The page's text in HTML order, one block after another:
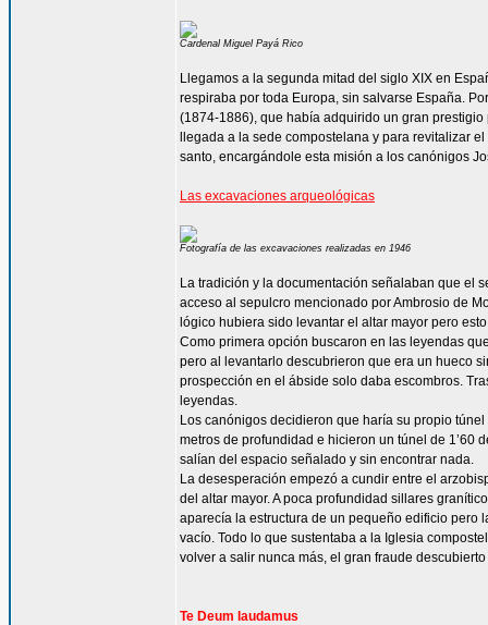
Cardenal Miguel Payá Rico
Llegamos a la segunda mitad del siglo XIX en
respiraba por toda Europa, sin salvarse España.
(1874-1886), que había adquirido un gran
llegada a la sede compostelana y para revitalizar
santo, encargándole esta misión a los canónigos
Las excavaciones arqueológicas
Fotografía de las excavaciones realizadas en 1946
La tradición y la documentación señalaban que el
acceso al sepulcro mencionado por Ambrosio de
lógico hubiera sido levantar el altar mayor pero
Como primera opción buscaron en las leyendas
pero al levantarlo descubrieron que era un hueco
prospección en el ábside solo daba escombros.
leyendas.
Los canónigos decidieron que haría su propio
metros de profundidad e hicieron un túnel de 1’60
salían del espacio señalado y sin encontrar nada.
La desesperación empezó a cundir entre el
del altar mayor. A poca profundidad sillares
aparecía la estructura de un pequeño edificio pero
vacío. Todo lo que sustentaba a la Iglesia
volver a salir nunca más, el gran fraude
Te Deum laudamus